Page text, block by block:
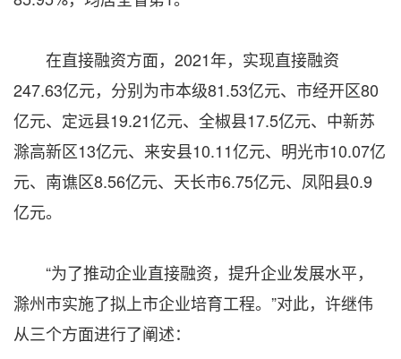
在直接融资方面，2021年，实现直接融资
247.63亿元，分别为市本级81.53亿元、市经开区80
亿元、定远县19.21亿元、全椒县17.5亿元、中新苏
滁高新区13亿元、来安县10.11亿元、明光市10.07亿
元、南谯区8.56亿元、天长市6.75亿元、凤阳县0.9
亿元。
“为了推动企业直接融资，提升企业发展水平，
滁州市实施了拟上市企业培育工程。”对此，许继伟
从三个方面进行了阐述：